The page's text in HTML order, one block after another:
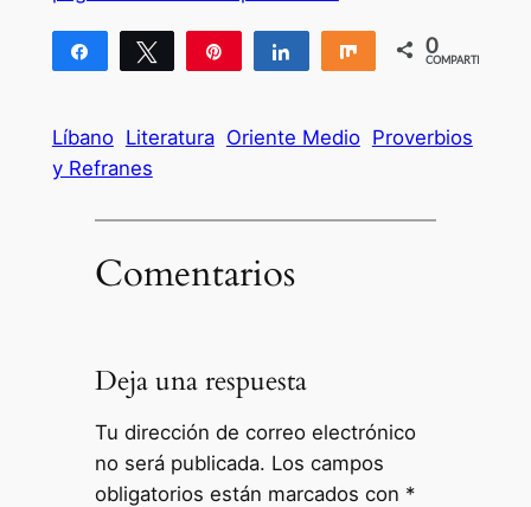
Compartir Twittear Compartir Compartir
0
COMPARTIR
Líbano Literatura Oriente Medio Proverbios
y Refranes
Comentarios
Deja una respuesta
Tu dirección de correo electrónico
no será publicada. Los campos
obligatorios están marcados con *